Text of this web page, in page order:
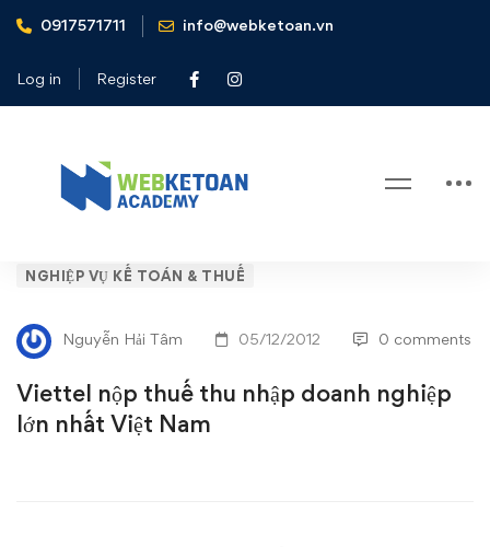
0917571711 info@webketoan.vn
Log in Register
Home
Nghiệp vụ Kế toán & Thuế
Viettel
nộp
thuế
thu
NGHIỆP VỤ KẾ TOÁN & THUẾ
Nguyễn Hải Tâm 05/12/2012 0 comments
Viettel nộp thuế thu nhập doanh nghiệp
lớn nhất Việt Nam